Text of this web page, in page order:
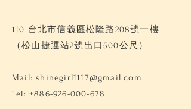
110 台北市信義區松隆路208號一樓
（松山捷運站2號出口500公尺）
Mail:shinegirl1117@gmail.com
Tel: +886-926-000-678